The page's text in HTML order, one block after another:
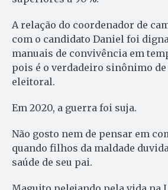
A relação do coordenador de
com o candidato Daniel foi
manuais de convivência em
pois é o verdadeiro sinônimo
eleitoral.
Em 2020, a guerra foi suja.
Não gosto nem de pensar em
quando filhos da maldade
saúde de seu pai.